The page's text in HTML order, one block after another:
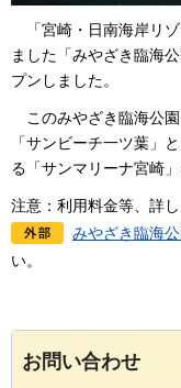
「宮崎・ 日南海岸リ
ました「みやざき臨海
プンしました。
このみやざき臨海公園
「サンビーチ一ツ葉」
る「サンマリーナ宮崎
注意：利用料金等、詳
みやざき臨海
い。
お問い合わせ